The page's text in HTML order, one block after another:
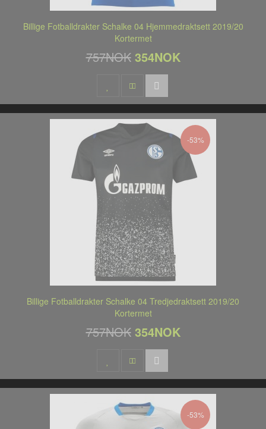
Billige Fotballdrakter Schalke 04 Hjemmedraktsett 2019/20
Kortermet
757NOK 354NOK
-53%
Billige Fotballdrakter Schalke 04 Tredjedraktsett 2019/20
Kortermet
757NOK 354NOK
-53%